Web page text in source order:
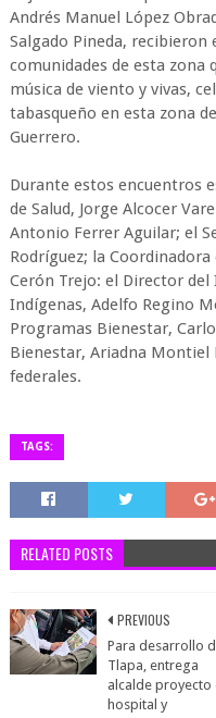
Andrés Manuel López
Salgado Pineda, recibieron
comunidades de esta zona
música de viento y vivas,
tabasqueño en esta zona
Guerrero.
Durante estos encuentros
de Salud, Jorge Alcocer
Antonio Ferrer Aguilar; el
Rodríguez; la
Cerón Trejo: el Director
Indígenas, Adelfo Regino
Programas Bienestar,
Bienestar, Ariadna
federales.
TAGS:
RELATED POSTS
PREVIOUS
Para desarrollo
Tlapa, entrega
alcalde proyecto
hospital y